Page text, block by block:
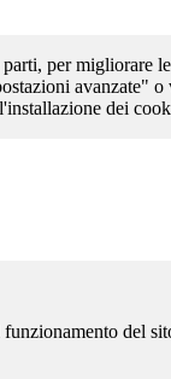
per migliorare
avanzate"
dei
del